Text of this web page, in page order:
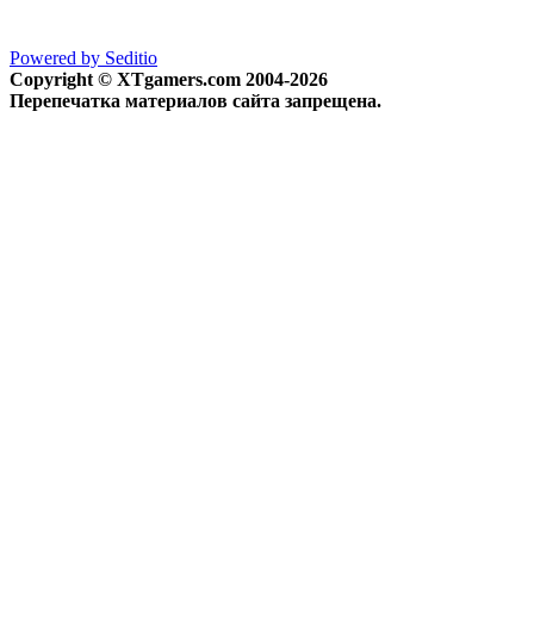
Powered by Seditio
Copyright © XTgamers.com 2004-2026
Перепечатка материалов сайта запрещена.